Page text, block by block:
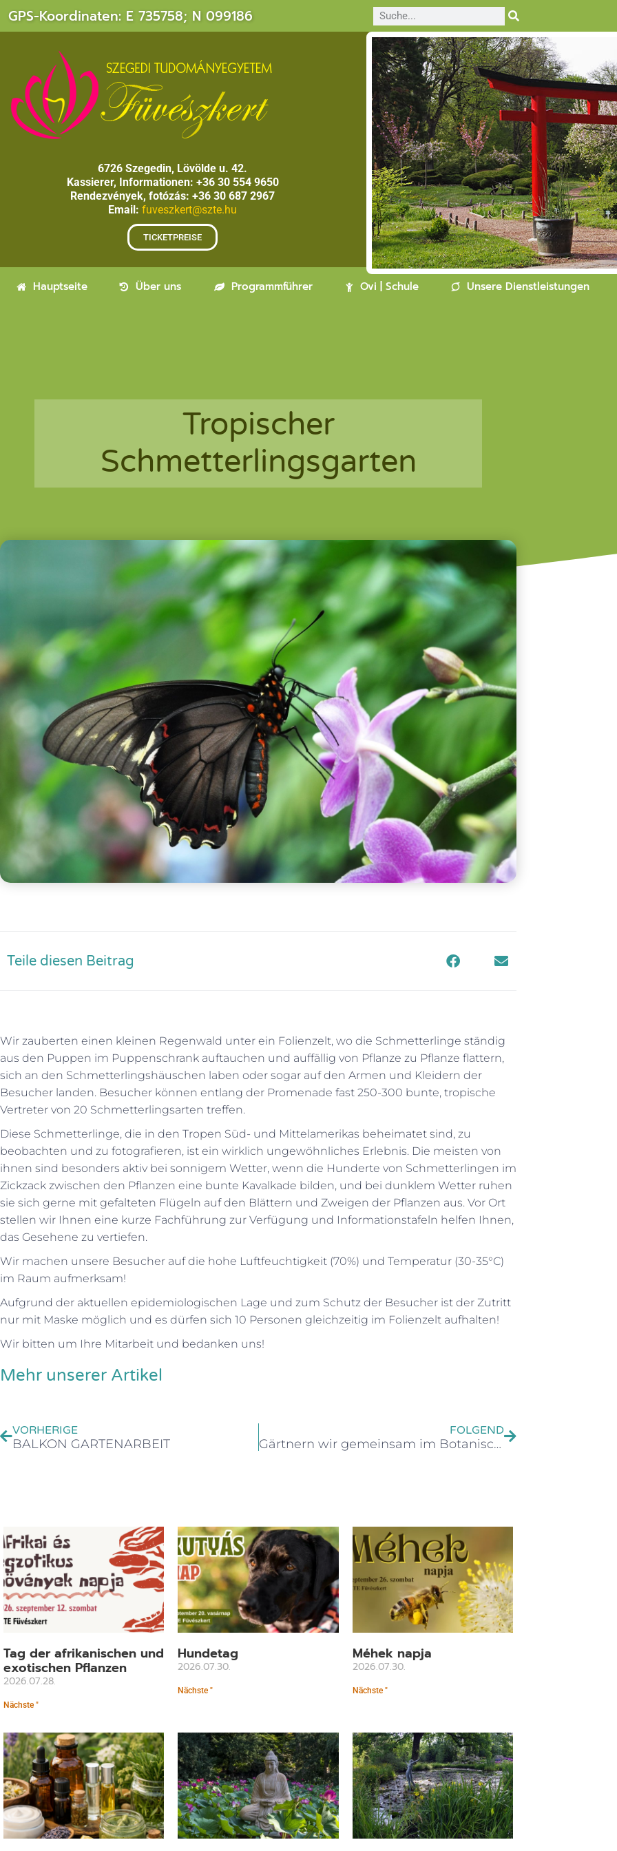
GPS-Koordinaten: E 735758; N 099186
6726 Szegedin, Lövölde u. 42.
Kassierer, Informationen: +36 30 554 9650
Rendezvények, fotózás: +36 30 687 2967
Email:fuveszkert@szte.hu
TICKETPREISE
Hauptseite Über uns Programmführer Ovi | Schule Unsere Dienstleistungen
Tropischer
Schmetterlingsgarten
Teile diesen Beitrag
Wir zauberten einen kleinen Regenwald unter ein Folienzelt, wo die Schmetterlinge ständig
aus den Puppen im Puppenschrank auftauchen und auffällig von Pflanze zu Pflanze flattern,
sich an den Schmetterlingshäuschen laben oder sogar auf den Armen und Kleidern der
Besucher landen. Besucher können entlang der Promenade fast 250-300 bunte, tropische
Vertreter von 20 Schmetterlingsarten treffen.
Diese Schmetterlinge, die in den Tropen Süd- und Mittelamerikas beheimatet sind, zu
beobachten und zu fotografieren, ist ein wirklich ungewöhnliches Erlebnis. Die meisten von
ihnen sind besonders aktiv bei sonnigem Wetter, wenn die Hunderte von Schmetterlingen im
Zickzack zwischen den Pflanzen eine bunte Kavalkade bilden, und bei dunklem Wetter ruhen
sie sich gerne mit gefalteten Flügeln auf den Blättern und Zweigen der Pflanzen aus. Vor Ort
stellen wir Ihnen eine kurze Fachführung zur Verfügung und Informationstafeln helfen Ihnen,
das Gesehene zu vertiefen.
Wir machen unsere Besucher auf die hohe Luftfeuchtigkeit (70%) und Temperatur (30-35°C)
im Raum aufmerksam!
Aufgrund der aktuellen epidemiologischen Lage und zum Schutz der Besucher ist der Zutritt
nur mit Maske möglich und es dürfen sich 10 Personen gleichzeitig im Folienzelt aufhalten!
Wir bitten um Ihre Mitarbeit und bedanken uns!
Mehr unserer Artikel
VORHERIGE
BALKON GARTENARBEIT
FOLGEND
Gärtnern wir gemeinsam im Botanischen Garten
Tag der afrikanischen und
exotischen Pflanzen
2026.07.28.
Nächste "
Hundetag
2026.07.30.
Nächste "
Méhek napja
2026.07.30.
Nächste "